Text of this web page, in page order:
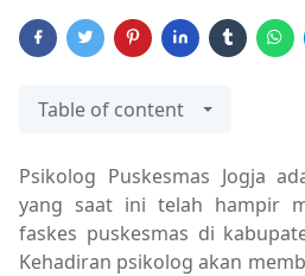
Table of content
Psikolog Puskesmas Jogja
yang saat ini telah hampir
faskes puskesmas di
Kehadiran psikolog akan